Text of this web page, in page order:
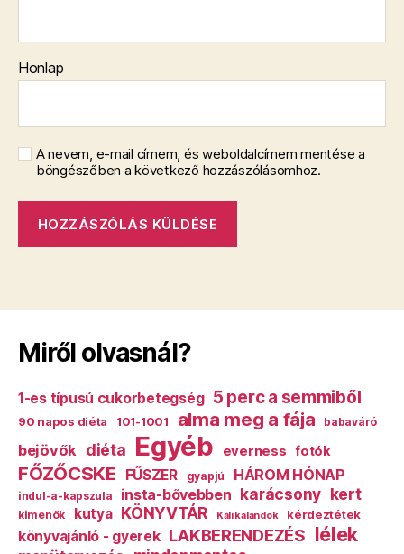
Honlap
A nevem, e-mail címem, és weboldalcímem mentése a
böngészőben a következő hozzászólásomhoz.
Miről olvasnál?
1-es típusú cukorbetegség 5 perc a semmiből
90 napos diéta 101-1001 alma meg a fája babaváró
bejövők diéta Egyéb everness fotók
FŐZŐCSKE FŰSZER gyapjú HÁROM HÓNAP
indul-a-kapszula insta-bővebben karácsony kert
kimenők kutya KÖNYVTÁR Káli kalandok kérdeztétek
könyvajánló - gyerek LAKBERENDEZÉS lélek